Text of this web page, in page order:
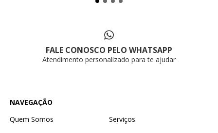
FALE CONOSCO PELO WHATSAPP
Atendimento personalizado para te ajudar
NAVEGAÇÃO
Quem Somos
Serviços